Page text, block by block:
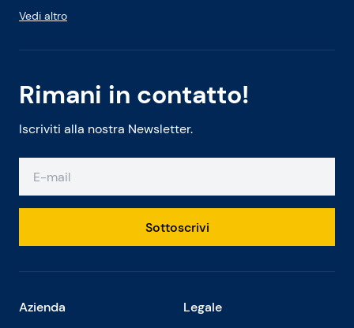
Rimani in contatto!
Iscriviti alla nostra Newsletter.
Sottoscrivi
Vedi altro
Azienda Legale